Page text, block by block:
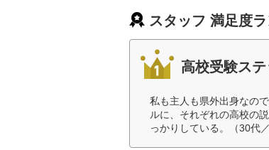
スタッフ 満足度
高校受験ス
私も主人も県外出身なの
ルに、それぞれの高校の
っかりしている。（30代／